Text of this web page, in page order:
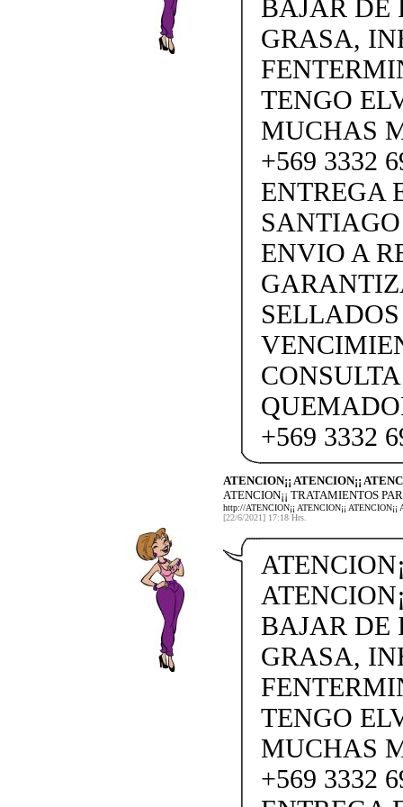
BAJAR DE
GRASA,
TENGO
MUCHAS
+569 3332
ENTREGA
ENVIO A
+569 3332
ATENCION¡¡ ATENCION¡¡
ATENCION¡¡ TRATAMIENTOS
http://ATENCION¡¡ ATENCION¡¡
[22/6/2021] 17:18 Hrs.
BAJAR DE
GRASA,
TENGO
MUCHAS
+569 3332